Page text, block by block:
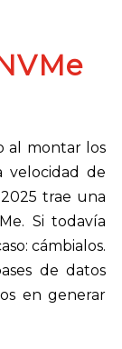
al montar los
velocidad de
trae una
Si todavía
cámbialos.
de datos
en generar